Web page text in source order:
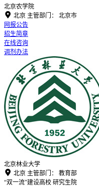
北京农学院
 北京 主管部门：
北京市
网报公告
招生简章
在线咨询
调剂办法
北京林业大学
 北京 主管部门：
教育部
“双一流”建设高校 研究生院